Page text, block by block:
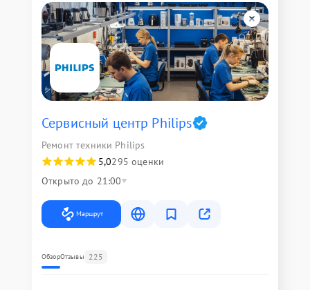
Сервисный центр Philips
Ремонт техники Philips
5,0295 оценки
Открыто до 21:00
Маршрут
ОбзорОтзывы 225